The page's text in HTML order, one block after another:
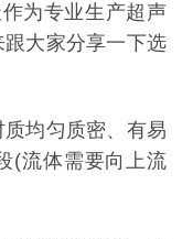
为专业生产超声
大家分享一下选
均匀质密、有易
(流体需要向上流